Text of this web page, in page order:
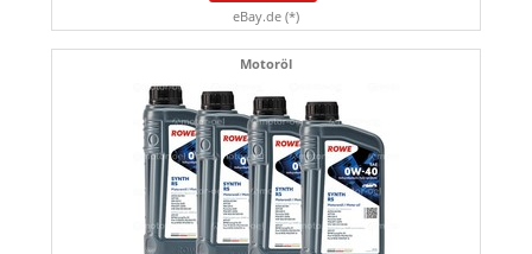
eBay.de (*)
Motoröl